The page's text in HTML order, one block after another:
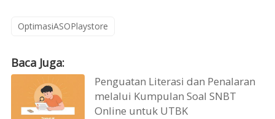
OptimasiASOPlaystore
Baca Juga:
Penguatan Literasi dan Penalaran
melalui Kumpulan Soal SNBT
Online untuk UTBK